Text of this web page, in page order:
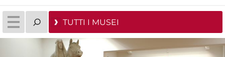
TUTTI I MUSEI